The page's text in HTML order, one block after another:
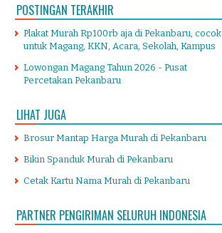
POSTINGAN TERAKHIR
Plakat Murah Rp100rb aja di Pekanbaru, cocok
untuk Magang, KKN, Acara, Sekolah, Kampus
Lowongan Magang Tahun 2026 - Pusat
Percetakan Pekanbaru
LIHAT JUGA
Brosur Mantap Harga Murah di Pekanbaru
Bikin Spanduk Murah di Pekanbaru
Cetak Kartu Nama Murah di Pekanbaru
PARTNER PENGIRIMAN SELURUH INDONESIA